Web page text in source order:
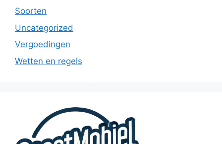
Soorten
Uncategorized
Vergoedingen
Wetten en regels